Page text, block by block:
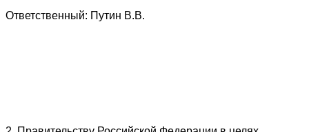
Ответственный: Путин В.В.